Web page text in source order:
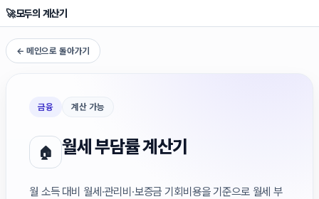
🚀모두의 계산기
← 메인으로 돌아가기
금융 계산 가능
🏠 월세 부담률 계산기
월 소득 대비 월세·관리비·보증금 기회비용을 기준으로 월세 부